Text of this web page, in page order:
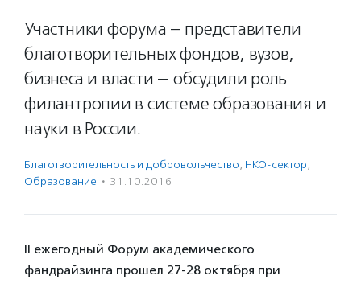
Участники форума – представители
благотворительных фондов, вузов,
бизнеса и власти — обсудили роль
филантропии в системе образования и
науки в России.
Благотвори­тель­ность и доброволь­чест­во, НКО-сектор,
Образование · 31.10.2016
II ежегодный Форум академического
фандрайзинга прошел 27-28 октября при